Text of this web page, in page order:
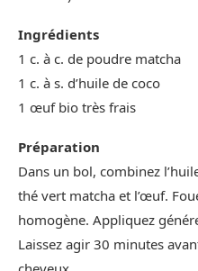
Ingrédients
1 c. à c. de poudre matcha
1 c. à s. d’huile de coco
1 œuf bio très frais
Préparation
Dans un bol, combinez
thé vert matcha et l’œuf.
homogène. Appliquez
Laissez agir 30 minutes